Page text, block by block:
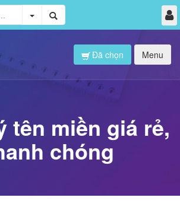
Menu
Đã chọn
tên miền giá rẻ,
chóng